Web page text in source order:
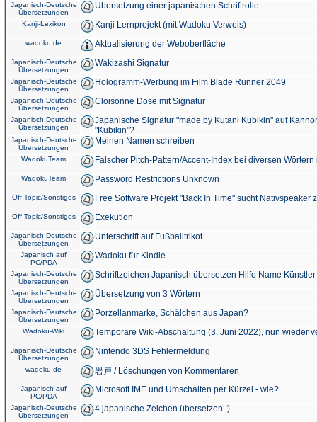
Japanisch-Deutsche
Übersetzungen
Übersetzung einer japanischen Schriftrolle
Kanji-Lexikon Kanji Lernprojekt (mit Wadoku Verweis)
wadoku.de Aktualisierung der Weboberfläche
Japanisch-Deutsche
Übersetzungen
Wakizashi Signatur
Japanisch-Deutsche
Übersetzungen
Hologramm-Werbung im Film Blade Runner 2049
Japanisch-Deutsche
Übersetzungen
Cloisonne Dose mit Signatur
Japanisch-Deutsche
Übersetzungen
Japanische Signatur "made by Kutani Kubikin" auf
"Kubikin"?
Japanisch-Deutsche
Übersetzungen
Meinen Namen schreiben
WadokuTeam Falscher Pitch-Pattern/Accent-Index bei diversen
WadokuTeam Password Restrictions Unknown
Off-Topic/Sonstiges Free Software Projekt "Back In Time" sucht Nativspeaker
Off-Topic/Sonstiges Exekution
Japanisch-Deutsche
Übersetzungen
Unterschrift auf Fußballtrikot
Japanisch auf
PC/PDA
Wadoku für Kindle
Japanisch-Deutsche
Übersetzungen
Schriftzeichen Japanisch übersetzen Hilfe Name
Japanisch-Deutsche
Übersetzungen
Übersetzung von 3 Wörtern
Japanisch-Deutsche
Übersetzungen
Porzellanmarke, Schälchen aus Japan?
Wadoku-Wiki Temporäre Wiki-Abschaltung (3. Juni 2022), nun wieder
Japanisch-Deutsche
Übersetzungen
Nintendo 3DS Fehlermeldung
wadoku.de 岩戸 / Löschungen von Kommentaren
Japanisch auf
PC/PDA
Microsoft IME und Umschalten per Kürzel - wie?
Japanisch-Deutsche
Übersetzungen
4 japanische Zeichen übersetzen :)